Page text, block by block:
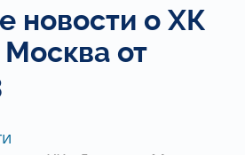
новости о ХК
от